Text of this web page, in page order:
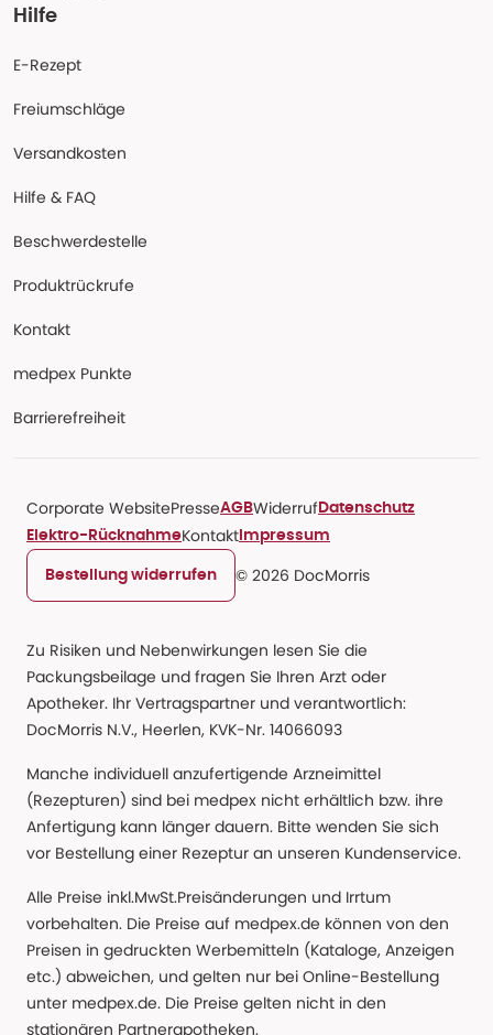
Hilfe
E-Rezept
Freiumschläge
Versandkosten
Hilfe & FAQ
Beschwerdestelle
Produktrückrufe
Kontakt
medpex Punkte
Barrierefreiheit
Corporate WebsitePresseAGBWiderruf Datenschutz
Elektro-RücknahmeKontakt Impressum
Bestellung widerrufen © 2026 DocMorris
Zu Risiken und Nebenwirkungen lesen Sie die
Packungsbeilage und fragen Sie Ihren Arzt oder
Apotheker. Ihr Vertragspartner und verantwortlich:
DocMorris N.V., Heerlen, KVK-Nr. 14066093
Manche individuell anzufertigende Arzneimittel
(Rezepturen) sind bei medpex nicht erhältlich bzw. ihre
Anfertigung kann länger dauern. Bitte wenden Sie sich
vor Bestellung einer Rezeptur an unseren Kundenservice.
Alle Preise inkl.MwSt.Preisänderungen und Irrtum
vorbehalten. Die Preise auf medpex.de können von den
Preisen in gedruckten Werbemitteln (Kataloge, Anzeigen
etc.) abweichen, und gelten nur bei Online-Bestellung
unter medpex.de. Die Preise gelten nicht in den
stationären Partnerapotheken.